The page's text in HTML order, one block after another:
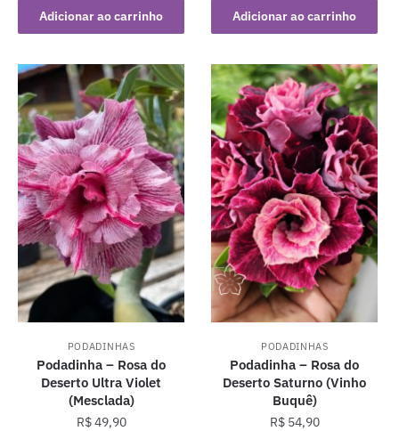
Adicionar ao carrinho Adicionar ao carrinho
PODADINHAS
Podadinha – Rosa do
Deserto Ultra Violet
(Mesclada)
R$49,90
PODADINHAS
Podadinha – Rosa do
Deserto Saturno (Vinho
Buquê)
R$54,90